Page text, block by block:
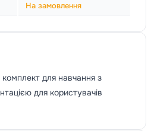
На замовлення
для навчання з
для користувачів